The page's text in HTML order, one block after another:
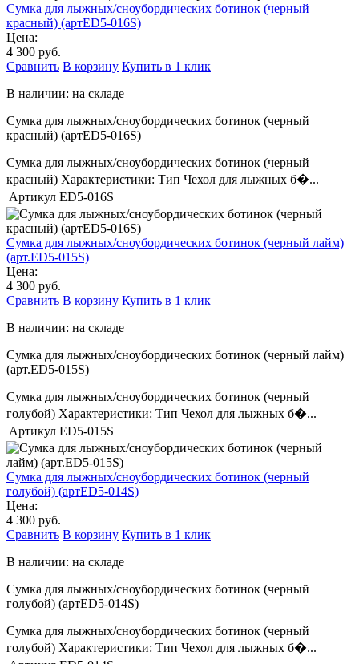
Сумка для лыжных/сноубордических ботинок (черный
красный) (артED5-016S)
Цена:
4 300 руб.
Сравнить В корзину Купить в 1 клик
В наличии: на складе
Сумка для лыжных/сноубордических ботинок (черный
красный) (артED5-016S)
Сумка для лыжных/сноубордических ботинок (черный
красный) Характеристики: Тип Чехол для лыжных б�...
Артикул ED5-016S
Сумка для лыжных/сноубордических ботинок (черный лайм)
(арт.ED5-015S)
Цена:
4 300 руб.
Сравнить В корзину Купить в 1 клик
В наличии: на складе
Сумка для лыжных/сноубордических ботинок (черный лайм)
(арт.ED5-015S)
Сумка для лыжных/сноубордических ботинок (черный
голубой) Характеристики: Тип Чехол для лыжных б�...
Артикул ED5-015S
Сумка для лыжных/сноубордических ботинок (черный
голубой) (артED5-014S)
Цена:
4 300 руб.
Сравнить В корзину Купить в 1 клик
В наличии: на складе
Сумка для лыжных/сноубордических ботинок (черный
голубой) (артED5-014S)
Сумка для лыжных/сноубордических ботинок (черный
голубой) Характеристики: Тип Чехол для лыжных б�...